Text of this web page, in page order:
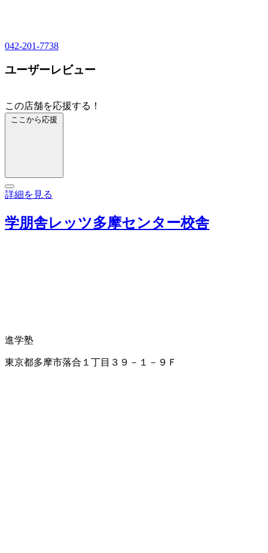
042-201-7738
ユーザーレビュー
この店舗を応援する！
ここから応援
詳細を見る
学朋舎レッツ多摩センター校舎
進学塾
東京都多摩市落合１丁目３９－１－９Ｆ